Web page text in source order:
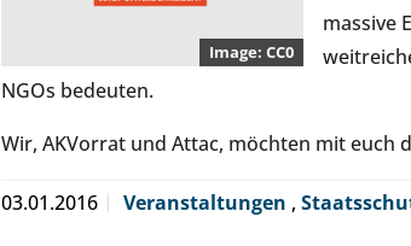
CC0
massive
NGOs bedeuten.
Wir, AKVorrat und Attac, möchten mit euch
03.01.2016 Veranstaltungen ,